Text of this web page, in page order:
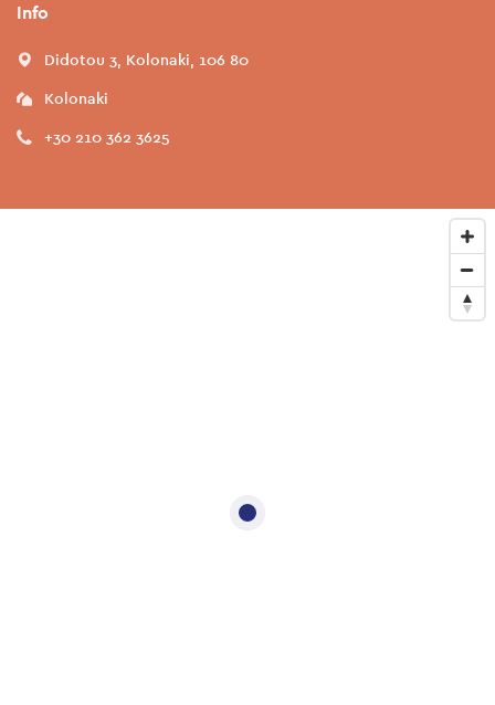
Info
Didotou 3, Kolonaki, 106 80
Kolonaki
+30 210 362 3625